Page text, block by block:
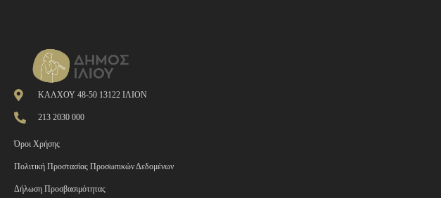
ΚΑΛΧΟΥ 48-50 13122 ΙΛΙΟΝ
213 2030 000
Όροι Χρήσης
Πολιτική Προστασίας Προσωπικών Δεδομένων
Δήλωση Προσβασιμότητας